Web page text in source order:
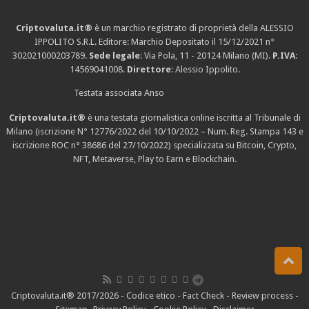
Criptovaluta.it® è un marchio registrato di proprietà della ALESSIO
IPPOLITO S.R.L. Editore: Marchio Depositato il 15/12/2021 n°
302021000203789. Sede legale: Via Pola, 11 - 20124 Milano (MI). P.IVA:
14569041008. Direttore: Alessio Ippolito.
Testata associata Anso
Criptovaluta.it® è una testata giornalistica online iscritta al Tribunale di
Milano (iscrizione N° 12776/2022 del 10/10/2022 – Num. Reg. Stampa 143 e
iscrizione ROC n° 38686 del 27/10/2022) specializzata su Bitcoin, Crypto,
NFT, Metaverse, Play to Earn e Blockchain.
Criptovaluta.it® 2017/2026 - Codice etico - Fact Check- Review process-